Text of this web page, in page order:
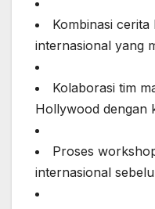
Kombinasi
internasional yang
Kolaborasi tim
Hollywood dengan
Proses
internasional